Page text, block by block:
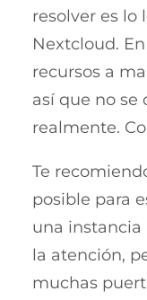
resolver es lo
Nextcloud.
recursos a
así que no se
realmente.
Te
posible para
una instancia
la atención,
muchas